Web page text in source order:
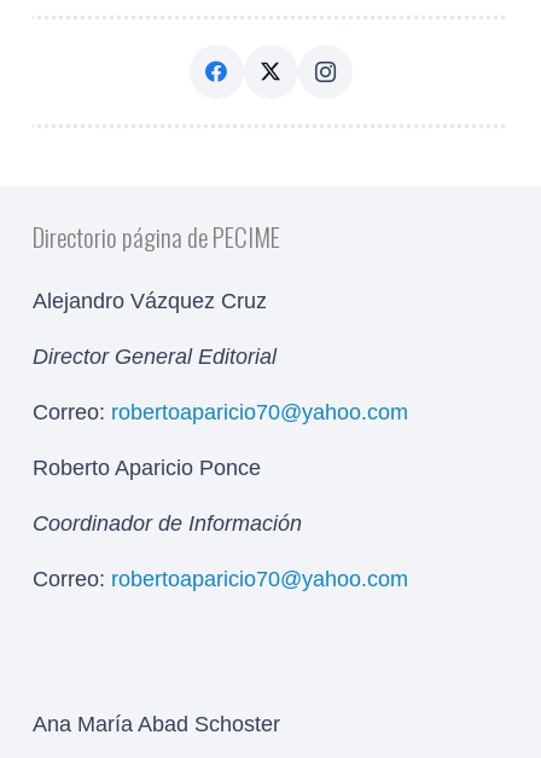
Directorio página de PECIME
Alejandro Vázquez Cruz
Director General Editorial
Correo: robertoaparicio70@yahoo.com
Roberto Aparicio Ponce
Coordinador de Información
Correo: robertoaparicio70@yahoo.com
Ana María Abad Schoster